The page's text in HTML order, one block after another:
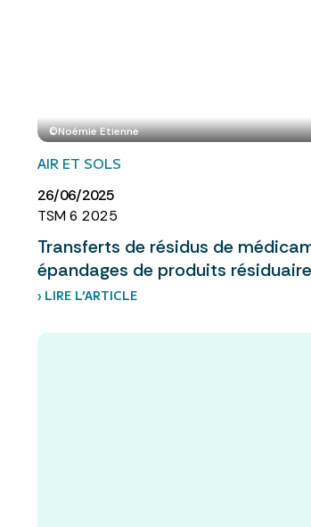
©Noémie Etienne
AIR ET SOLS
26/06/2025
TSM 6 2025
Transferts de résidus de
épandages de produits
› LIRE L’ARTICLE